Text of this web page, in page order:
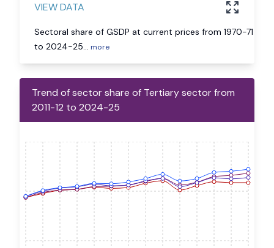
VIEW DATA
Sectoral share of GSDP at current prices from 1970-71
to 2024-25... more
Trend of sector share of Tertiary sector from
2011-12 to 2024-25